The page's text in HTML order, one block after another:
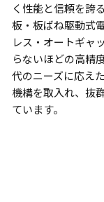
く性能と信頼を誇
板・板ばね駆動式
レス・オートギャ
らないほどの高精
代のニーズに応え
機構を取入れ、抜
ています。